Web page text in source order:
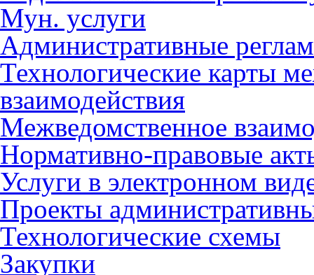
Мун. услуги
Административные
Технологические карты
взаимодействия
Межведомственное
Нормативно-правовые
Услуги в электронном
Проекты
Технологические схемы
Закупки